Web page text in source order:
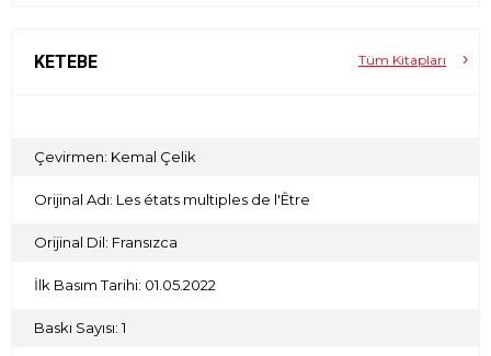
tezahürdür ve sonsuz ötekilerin arasında varlığın silsile-i
üzerinde bu denli durup düşünüyorsak, kendimizi onun
içinde bulduğumuz içindir ve tam da bu yüzden bu hâl bize
önemi vardır; dolayısıyla bu bakış açısından kaynaklı izâfi ve
aittir.
KETEBE Tüm Kitapları
Çevirmen: Kemal Çelik
Orijinal Adı: Les états multiples de l'Être
Orijinal Dil: Fransızca
İlk Basım Tarihi: 01.05.2022
Baskı Sayısı: 1